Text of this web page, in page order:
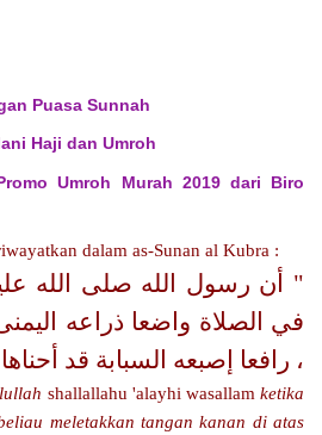
Puasa Sunnah
Haji dan Umroh
Umroh Murah 2019 dari Biro
dalam as-Sunan al Kubra :
" أن رسول الله صلى الله
في الصلاة واضعا ذراعه
، رافعا إصبعه السبابة قد
shallallahu 'alayhi wasallam ketika
meletakkan tangan kanan di atas